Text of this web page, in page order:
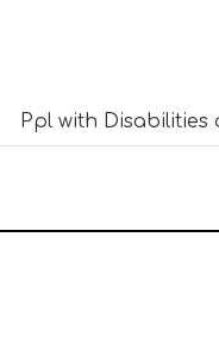
Ppl with Disabilities